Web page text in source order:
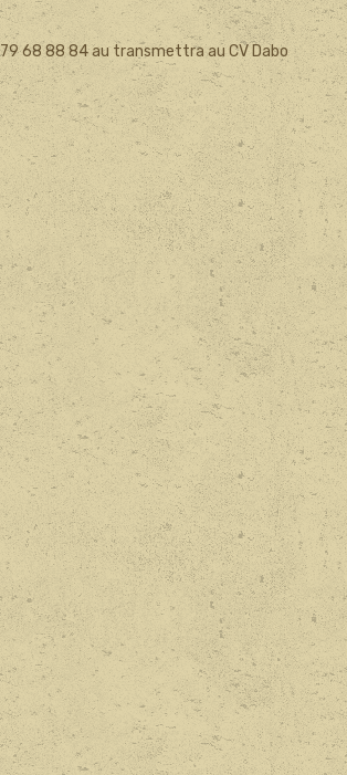
68 88 84 au transmettra au CV Dabo